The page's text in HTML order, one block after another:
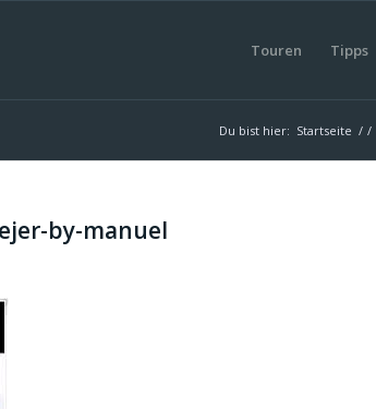
Touren Tipps
Du bist hier: Startseite / /
by-manuel